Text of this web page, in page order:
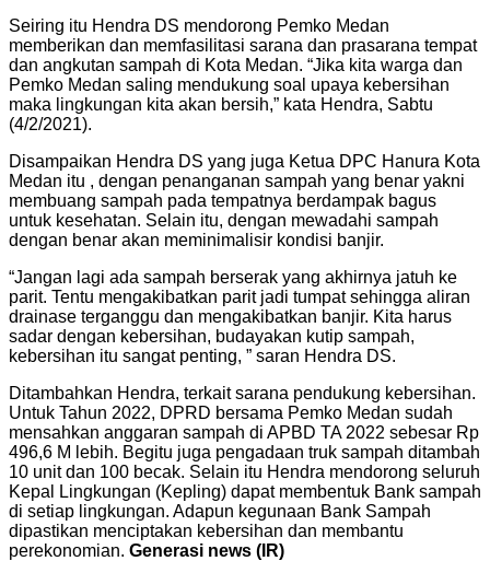
Seiring itu Hendra DS mendorong Pemko Medan
memberikan dan memfasilitasi sarana dan prasarana tempat
dan angkutan sampah di Kota Medan. “Jika kita warga dan
Pemko Medan saling mendukung soal upaya kebersihan
maka lingkungan kita akan bersih,” kata Hendra, Sabtu
(4/2/2021).
Disampaikan Hendra DS yang juga Ketua DPC Hanura Kota
Medan itu , dengan penanganan sampah yang benar yakni
membuang sampah pada tempatnya berdampak bagus
untuk kesehatan. Selain itu, dengan mewadahi sampah
dengan benar akan meminimalisir kondisi banjir.
“Jangan lagi ada sampah berserak yang akhirnya jatuh ke
parit. Tentu mengakibatkan parit jadi tumpat sehingga aliran
drainase terganggu dan mengakibatkan banjir. Kita harus
sadar dengan kebersihan, budayakan kutip sampah,
kebersihan itu sangat penting, ” saran Hendra DS.
Ditambahkan Hendra, terkait sarana pendukung kebersihan.
Untuk Tahun 2022, DPRD bersama Pemko Medan sudah
mensahkan anggaran sampah di APBD TA 2022 sebesar Rp
496,6 M lebih. Begitu juga pengadaan truk sampah ditambah
10 unit dan 100 becak. Selain itu Hendra mendorong seluruh
Kepal Lingkungan (Kepling) dapat membentuk Bank sampah
di setiap lingkungan. Adapun kegunaan Bank Sampah
dipastikan menciptakan kebersihan dan membantu
perekonomian. Generasi news (IR)